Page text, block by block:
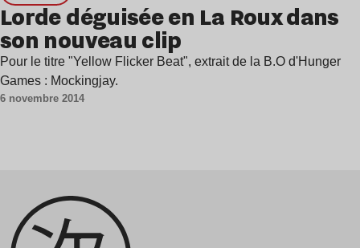
Lorde déguisée en La Roux dans
son nouveau clip
Pour le titre "Yellow Flicker Beat", extrait de la B.O d'Hunger
Games : Mockingjay.
6 novembre 2014